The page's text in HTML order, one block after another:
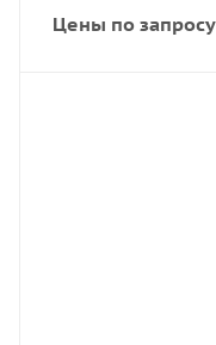
Цены по запросу